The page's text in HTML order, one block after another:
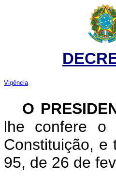
Vigência
O
lhe confere o
Constituição, e
95, de 26 de